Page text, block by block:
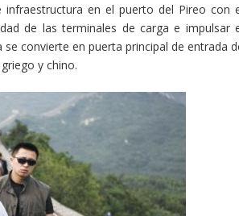
en el puerto del Pireo con
de las terminales de carga e impulsar
convierte en puerta principal de entrada
y chino.